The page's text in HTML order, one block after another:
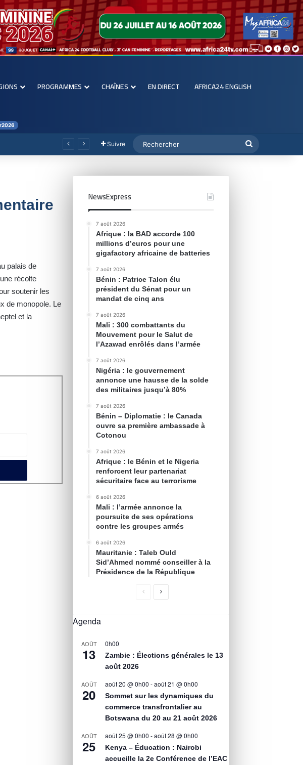
PROGRAMMES CHAÎNES EN DIRECT AFRICA24 ENGLISH
Suivre
palais de
récolte
soutenir les
de monopole. Le
et la
NewsExpress
7 août 2026
Afrique : la BAD accorde 100
millions d’euros pour une
gigafactory africaine de batteries
7 août 2026
Bénin : Patrice Talon élu
président du Sénat pour un
mandat de cinq ans
7 août 2026
Mali : 300 combattants du
Mouvement pour le Salut de
l’Azawad enrôlés dans l’armée
7 août 2026
Nigéria : le gouvernement
annonce une hausse de la solde
des militaires jusqu’à 80%
7 août 2026
Bénin – Diplomatie : le Canada
ouvre sa première ambassade à
Cotonou
7 août 2026
Afrique : le Bénin et le Nigeria
renforcent leur partenariat
sécuritaire face au terrorisme
6 août 2026
Mali : l’armée annonce la
poursuite de ses opérations
contre les groupes armés
6 août 2026
Mauritanie : Taleb Ould
Sid’Ahmed nommé conseiller à la
Présidence de la République
Agenda
AOÛT
13
0h00
Zambie : Élections générales le 13
août 2026
AOÛT
20
août 20 @ 0h00 -août 21 @ 0h00
Sommet sur les dynamiques du
commerce transfrontalier au
Botswana du 20 au 21 août 2026
AOÛT
25
août 25 @ 0h00 -août 28 @ 0h00
Kenya – Éducation : Nairobi
accueille la 2e Conférence de l’EAC